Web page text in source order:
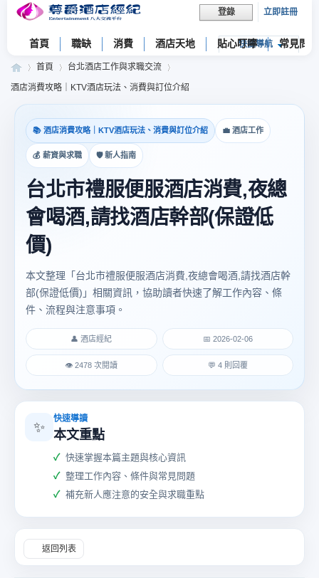
登錄 立即註冊
快捷導航
首頁 職缺 消費 酒店天地 貼心叮嚀 常見問題
»
首頁
›
台北酒店工作與求職交流
›
酒店消費攻略｜KTV酒店玩法、消費與訂位介紹
📚 酒店消費攻略｜KTV酒店玩法、消費與訂位介紹 💼 酒店工作
💰 薪資與求職 🛡 新人指南
台北市禮服便服酒店消費,夜總
會喝酒,請找酒店幹部(保證低
價)
本文整理「台北市禮服便服酒店消費,夜總會喝酒,請找酒店幹
部(保證低價)」相關資訊，協助讀者快速了解工作內容、條
件、流程與注意事項。
👤 酒店經紀 📅 2026-02-06
👁 2478 次閱讀 💬 4 則回覆
✨
快速導讀
本文重點
快速掌握本篇主題與核心資訊
整理工作內容、條件與常見問題
補充新人應注意的安全與求職重點
返回列表